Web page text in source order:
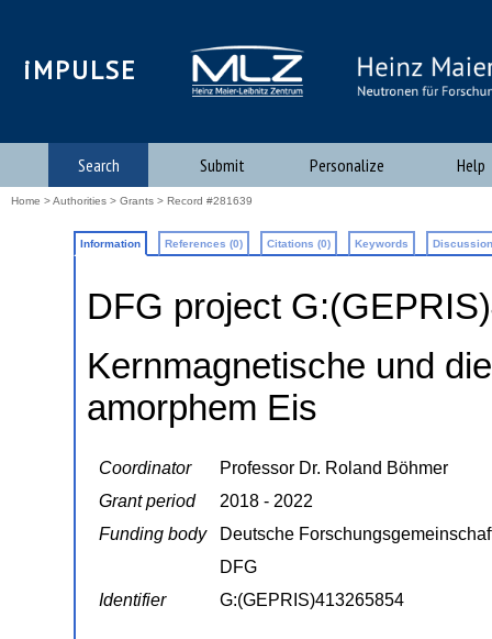
iMPULSE
Search Submit Personalize Help
Home >Authorities > Grants > Record #281639
Information References (0) Citations (0) Keywords
DFG project
Kernmagnetische und
amorphem Eis
Coordinator
Professor Dr. Roland Böhmer
Grant period
2018 - 2022
Funding body
Deutsche
DFG
Identifier
G:(GEPRIS)413265854